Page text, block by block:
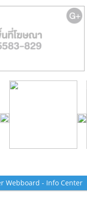
Webboard - Info Center